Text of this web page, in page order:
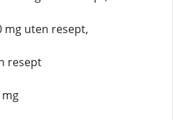
mg uten resept,
resept